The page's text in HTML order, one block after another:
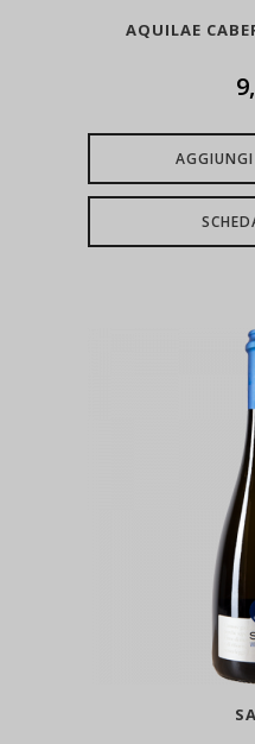
AQUILAE
AGGIUNGI